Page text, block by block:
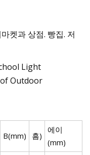
켓과 상점. 빵집. 저
B(mm) 흠)
에이
(mm)